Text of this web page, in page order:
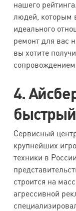
нашего
людей, которым
идеального
ремонт для вас
вы хотите
4.
Сервисный
крупнейших
техники в
строится на
агрессивной